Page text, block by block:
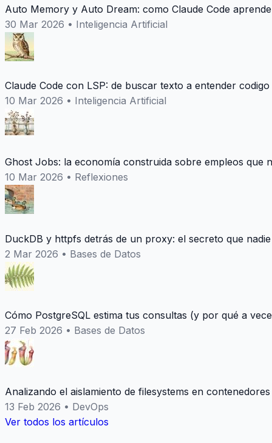
Auto Memory y Auto Dream: como Claude Code
30 Mar 2026 • Inteligencia Artificial
Claude Code con LSP: de buscar texto a entender codigo
10 Mar 2026 • Inteligencia Artificial
Ghost Jobs: la economía construida sobre empleos que
10 Mar 2026 • Reflexiones
DuckDB y httpfs detrás de un proxy: el secreto que
2 Mar 2026 • Bases de Datos
Cómo PostgreSQL estima tus consultas (y por qué a
27 Feb 2026 • Bases de Datos
Analizando el aislamiento de filesystems en
13 Feb 2026 • DevOps
Ver todos los artículos